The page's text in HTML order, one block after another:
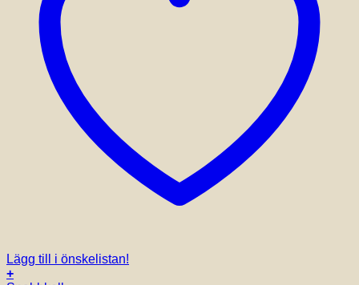
Lägg till i önskelistan!
+